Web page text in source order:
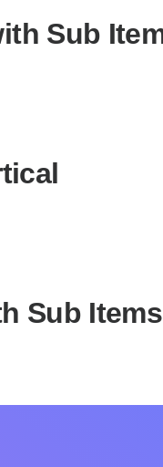
Sub
Sub Items